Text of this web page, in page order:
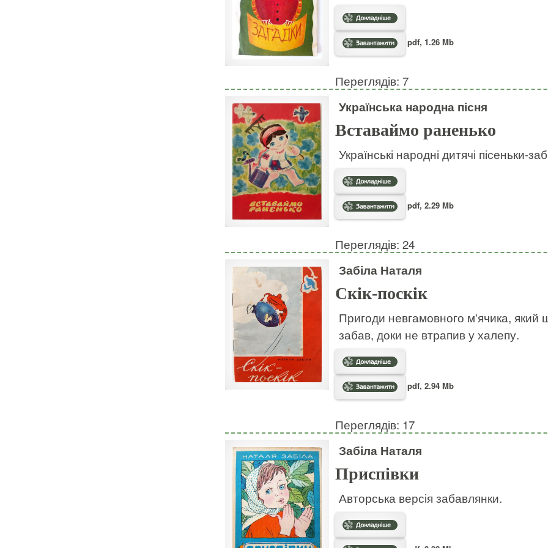
pdf, 1.26 Mb
Переглядів: 7
Українська народна пісня
Вставаймо раненько
Українські народні дитячі пісеньки-
pdf, 2.29 Mb
Переглядів: 24
Забіла Наталя
Скік-поскік
Пригоди невгамовного м'ячика, який
забав, доки не втрапив у халепу.
pdf, 2.94 Mb
Переглядів: 17
Забіла Наталя
Приспівки
Авторська версія забавлянки.